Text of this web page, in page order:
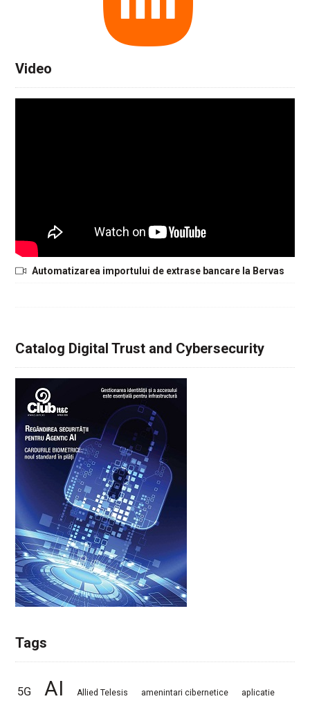
Video
Automatizarea importului de extrase bancare la Bervas
Catalog Digital Trust and Cybersecurity
Tags
5G AI Allied Telesis amenintari cibernetice aplicatie